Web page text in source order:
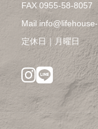
FAX 0955-58-8057
Mail
定休日｜月曜日